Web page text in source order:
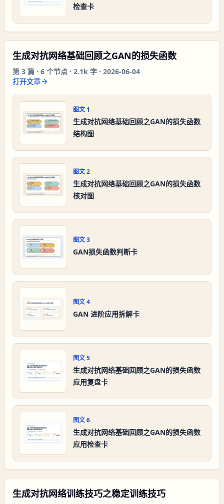
检查卡
生成对抗网络基础回顾之GAN的损失函数
第 3 篇 · 6 个节点 · 2.1k 字 · 2026-06-04
打开文章
图文 1
生成对抗网络基础回顾之GAN的损失函数
结构图
图文2
生成对抗网络基础回顾之GAN的损失函数
核对图
图文3
GAN损失函数判断卡
图文4
GAN 进阶应用拆解卡
图文5
生成对抗网络基础回顾之GAN的损失函数
应用复盘卡
图文6
生成对抗网络基础回顾之GAN的损失函数
应用检查卡
生成对抗网络训练技巧之稳定训练技巧